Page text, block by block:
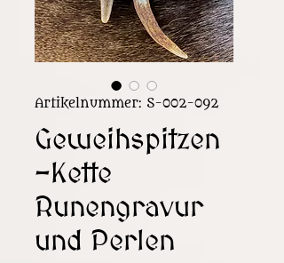
Artikelnummer: S-002-092
Geweihspitzen
-Kette
Runengravur
und Perlen